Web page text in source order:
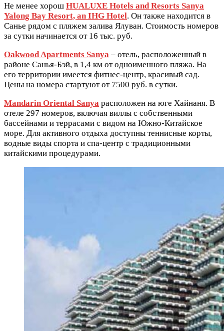
Не менее хорош HUALUXE Hotels and Resorts Sanya
Yalong Bay Resort, an IHG Hotel. Он также находится в
Санье рядом с пляжем залива Ялуван. Стоимость номеров
за сутки начинается от 16 тыс. руб.
Oakwood Apartments Sanya – отель, расположенный в
районе Санья-Бэй, в 1,4 км от одноименного пляжа. На
его территории имеется фитнес-центр, красивый сад.
Цены на номера стартуют от 7500 руб. в сутки.
Mandarin Oriental Sanya расположен на юге Хайнаня. В
отеле 297 номеров, включая виллы с собственными
бассейнами и террасами с видом на Южно-Китайское
море. Для активного отдыха доступны теннисные корты,
водные виды спорта и спа-центр с традиционными
китайскими процедурами.